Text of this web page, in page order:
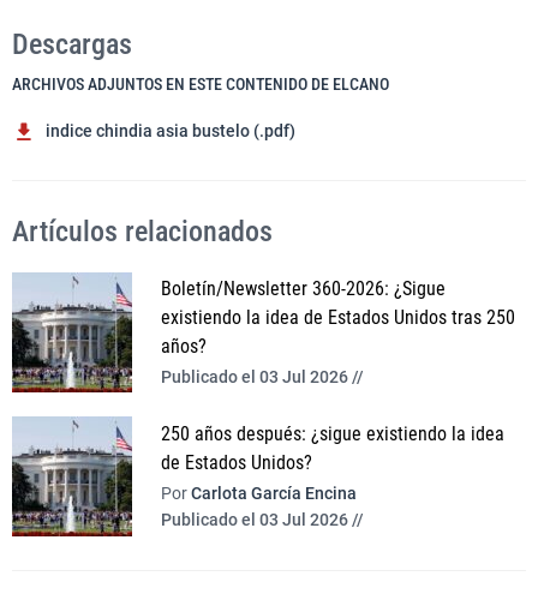
Descargas
ARCHIVOS ADJUNTOS EN ESTE CONTENIDO DE ELCANO
indice chindia asia bustelo (.pdf)
Artículos relacionados
Boletín/Newsletter 360-2026: ¿Sigue
existiendo la idea de Estados Unidos tras 250
años?
Publicado el 03 Jul 2026 //
250 años después: ¿sigue existiendo la idea
de Estados Unidos?
PorCarlota García Encina
Publicado el 03 Jul 2026 //